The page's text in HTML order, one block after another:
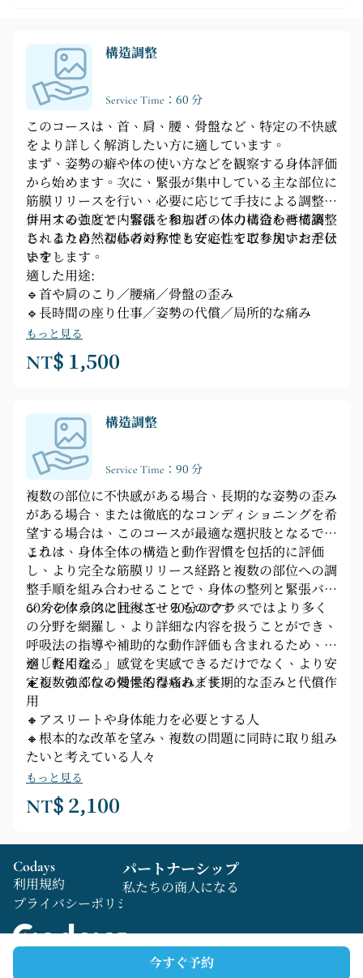
構造調整
Service Time：60 分
このコースは、首、肩、腰、骨盤など、特定の不快感
をより詳しく解消したい方に適しています。
まず、姿勢の癖や体の使い方などを観察する身体評価
から始めます。次に、緊張が集中している主な部位に
筋膜リリースを行い、必要に応じて手技による調整を
併用することで、緊張を和らげ、体の構造を再構築
し、より自然な体の対称性と安定性を取り戻すお手伝
いをします。
コースの強度と内容は、参加者の体力に合わせて調整
されるため、初心者の方でも安心してご参加いただけ
ます。
適した用途:
🔹首や肩のこり／腰痛／骨盤の歪み
🔹長時間の座り仕事／姿勢の代償／局所的な痛み
もっと見る
NT$ 1,500
構造調整
Service Time：90 分
複数の部位に不快感がある場合、長期的な姿勢の歪み
がある場合、または徹底的なコンディショニングを希
望する場合は、このコースが最適な選択肢となるでし
ょう。
これは、身体全体の構造と動作習慣を包括的に評価
し、より完全な筋膜リリース経路と複数の部位への調
整手順を組み合わせることで、身体の整列と緊張バラ
ンスを体系的に回復させるものです。
60分のクラスと比べて、90分のクラスではより多く
の分野を網羅し、より詳細な内容を扱うことができ、
呼吸法の指導や補助的な動作評価も含まれるため、体
が「軽くなる」感覚を実感できるだけでなく、より安
定し、強くなる効果も得られます。
適した用途:
🔸複数の部位の慢性的な痛み／長期的な歪みと代償作
用
🔸アスリートや身体能力を必要とする人
🔸根本的な改革を望み、複数の問題に同時に取り組み
たいと考えている人々
もっと見る
NT$ 2,100
今すぐ予約
Copyright © 2025 Codays All rights reserved
Codays
利用規約
プライバシーポリシー
パートナーシップ
私たちの商人になる